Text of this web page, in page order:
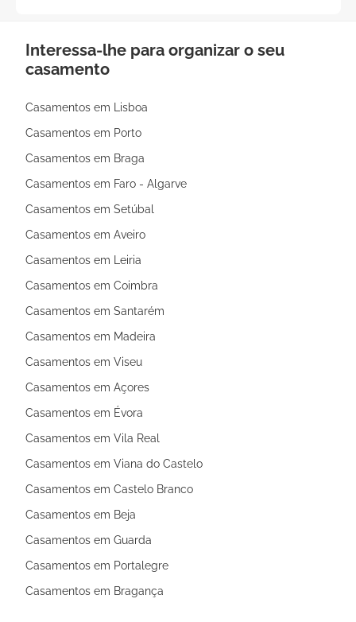
Interessa-lhe para organizar o seu
casamento
Casamentos em Lisboa
Casamentos em Porto
Casamentos em Braga
Casamentos em Faro - Algarve
Casamentos em Setúbal
Casamentos em Aveiro
Casamentos em Leiria
Casamentos em Coimbra
Casamentos em Santarém
Casamentos em Madeira
Casamentos em Viseu
Casamentos em Açores
Casamentos em Évora
Casamentos em Vila Real
Casamentos em Viana do Castelo
Casamentos em Castelo Branco
Casamentos em Beja
Casamentos em Guarda
Casamentos em Portalegre
Casamentos em Bragança